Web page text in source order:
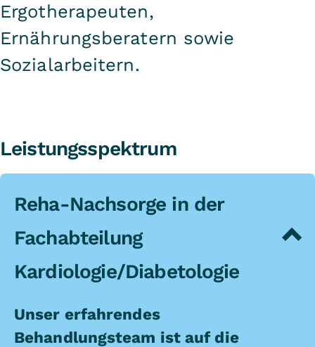
Ergotherapeuten,
Ernährungsberatern sowie
Sozialarbeitern.
Leistungsspektrum
Reha-Nachsorge in der
Fachabteilung
Kardiologie/Diabetologie
Unser erfahrendes
Behandlungsteam ist auf die